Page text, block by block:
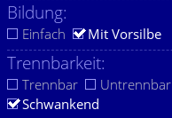
Bildung:
Einfach Mit Vorsilbe
Trennbarkeit:
Trennbar
Untrennbar
Schwankend